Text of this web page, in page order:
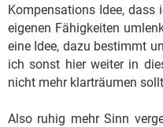
Kompensations Idee,
eigenen Fähigkeiten
eine Idee, dazu bestimmt
ich sonst hier weiter in
nicht mehr klarträumen
Also ruhig mehr Sinn